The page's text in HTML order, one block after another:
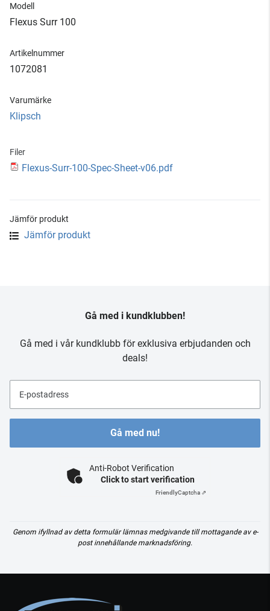
Modell
Flexus Surr 100
Artikelnummer
1072081
Varumärke
Klipsch
Filer
Flexus-Surr-100-Spec-Sheet-v06.pdf
Jämför produkt
Jämför produkt
Gå med i kundklubben!
Gå med i vår kundklubb för exklusiva erbjudanden och
deals!
E-postadress
Gå med nu!
Anti-Robot Verification
Click to start verification
FriendlyCaptcha ⇗
Genom ifyllnad av detta formulär lämnas medgivande till mottagande av e-
post innehållande marknadsföring.